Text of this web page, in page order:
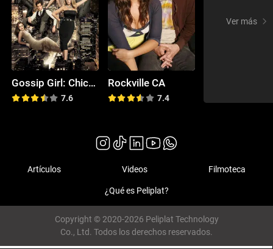
Gossip Girl: Chica Indiscreta
7.6
Rockville CA
7.4
Ver más
Artículos Videos Filmoteca
¿Qué es Peliplat?
Copyright © 2020-2026 Peliplat Technology
Co., Ltd. Todos los derechos reservados.